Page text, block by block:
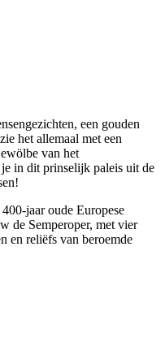
een gouden
het allemaal met een
van het
in dit prinselijk paleis uit de
jaar oude Europese
de Semperoper, met vier
en reliëfs van beroemde